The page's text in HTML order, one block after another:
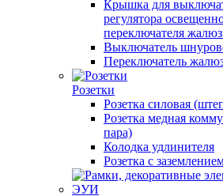
Крышка для
регулятора
переключателя
Выключатель
Переключатель
Розетки
Розетка силовая
Розетка медная
пара)
Колодка удлинителя
Розетка с